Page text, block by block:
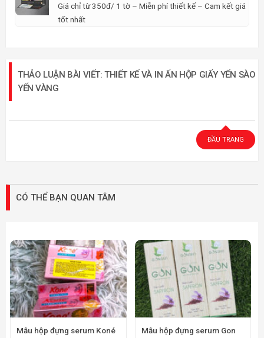
Giá chỉ từ 350đ/ 1 tờ – Miễn phí thiết kế – Cam kết giá
tốt nhất
THẢO LUẬN BÀI VIẾT: THIẾT KẾ VÀ IN ẤN HỘP GIẤY YẾN SÀO
YẾN VÀNG
ĐẦU TRANG
CÓ THỂ BẠN QUAN TÂM
Mẫu hộp đựng serum Koné Mẫu hộp đựng serum Gon